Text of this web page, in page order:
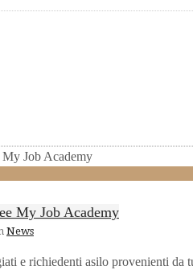
My Job Academy
News
e richiedenti asilo provenienti da